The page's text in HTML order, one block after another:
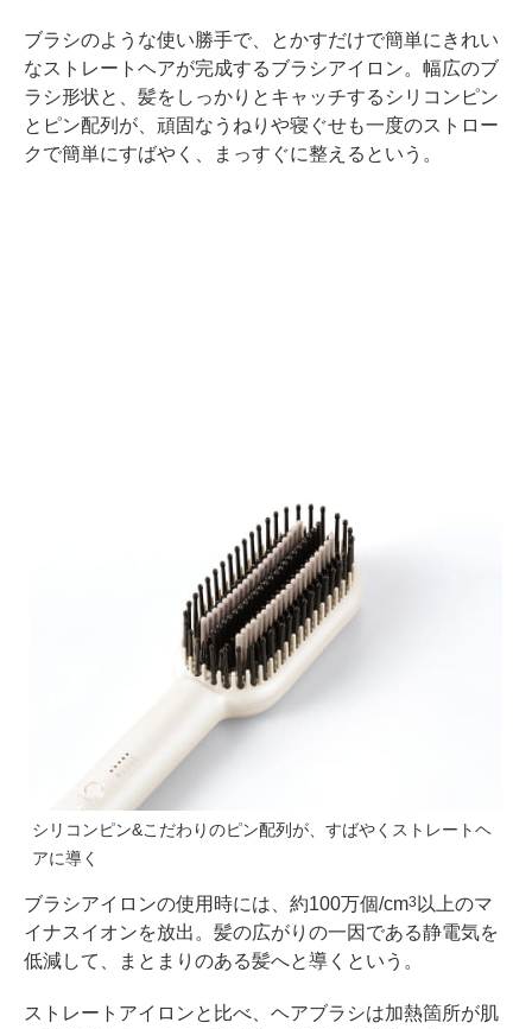
ブラシのような使い勝手で、とかすだけで簡単にきれい
なストレートヘアが完成するブラシアイロン。幅広のブ
ラシ形状と、髪をしっかりとキャッチするシリコンピン
とピン配列が、頑固なうねりや寝ぐせも一度のストロー
クで簡単にすばやく、まっすぐに整えるという。
シリコンピン&こだわりのピン配列が、すばやくストレートヘ
アに導く
ブラシアイロンの使用時には、約100万個/cm3 以上のマ
イナスイオンを放出。髪の広がりの一因である静電気を
低減して、まとまりのある髪へと導くという。
ストレートアイロンと比べ、ヘアブラシは加熱箇所が肌